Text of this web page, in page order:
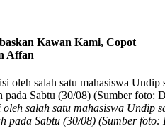
Kawan Kami, Copot
Affan
salah satu mahasiswa Undip
pada Sabtu (30/08) (Sumber